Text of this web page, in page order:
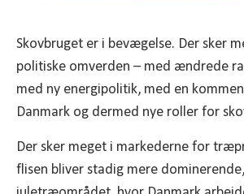
Skovbruget er i bevægelse. Der sker
politiske omverden – med ændrede
med ny energipolitik, med en
Danmark og dermed nye roller for
Der sker meget i markederne for
flisen bliver stadig mere